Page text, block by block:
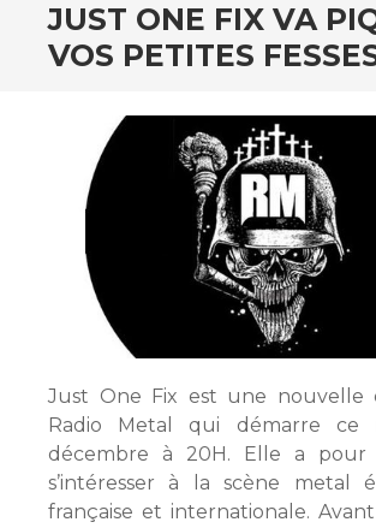
JUST ONE FIX VA
VOS PETITES
Just One Fix est une nouvelle
Radio Metal qui démarre ce
décembre à 20H. Elle a pour
s’intéresser à la scène metal
française et internationale.